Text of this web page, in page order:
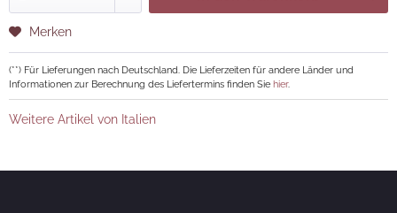
Merken
(**) Für Lieferungen nach Deutschland. Die Lieferzeiten für andere Länder und
Informationen zur Berechnung des Liefertermins finden Sie hier.
Weitere Artikel von Italien